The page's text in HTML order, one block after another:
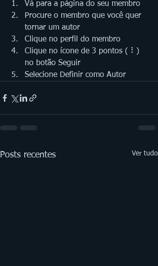
Vá para a página do seu membro
Procure o membro que você quer
tornar um autor
Clique no perfil do membro
Clique no ícone de 3 pontos ( ⠇)
no botão Seguir
Selecione Definir como Autor
Posts recentes Ver tudo